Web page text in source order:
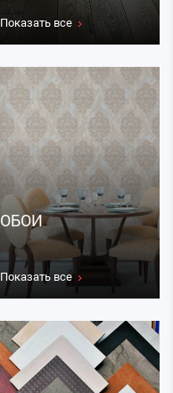
Показать все
ОБОИ
Показать все